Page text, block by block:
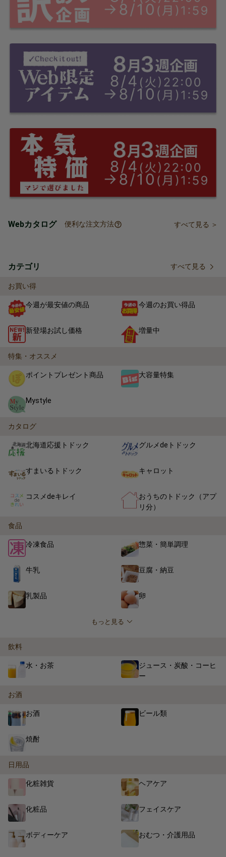
Webカタログ 便利な注文方法 すべて見る ＞
カテゴリ すべて見る
お買い得
今週が最安値の商品 今週のお買い得品
新登場お試し価格 増量中
特集・オススメ
ポイントプレゼント商品 大容量特集
Mystyle
カタログ
北海道応援トドック グルメdeトドック
すまいるトドック キャロット
コスメdeキレイ
おうちのトドック（アプ
リ分）
食品
冷凍食品 惣菜・簡単調理
牛乳 豆腐・納豆
乳製品 卵
もっと見る
飲料
水・お茶
ジュース・炭酸・コーヒ
ー
お酒
お酒 ビール類
焼酎
日用品
化粧雑貨 ヘアケア
化粧品 フェイスケア
ボディーケア おむつ・介護用品